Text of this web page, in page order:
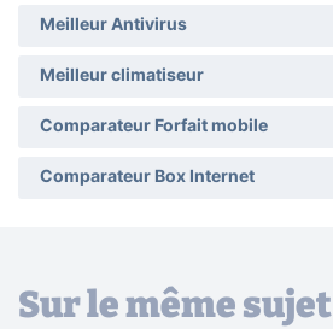
Meilleur Antivirus
Meilleur climatiseur
Comparateur Forfait mobile
Comparateur Box Internet
Sur le même sujet